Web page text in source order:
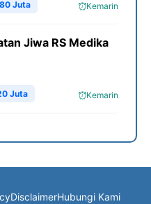
Kemarin
Juta
Jiwa RS Medika
Kemarin
Juta
DisclaimerHubungi Kami